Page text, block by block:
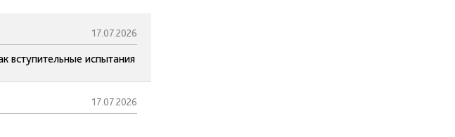
17.07.2026
вступительные испытания
17.07.2026